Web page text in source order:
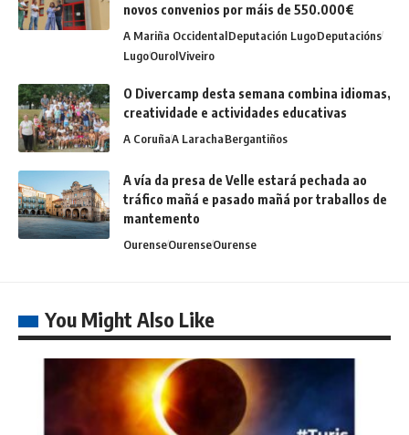
novos convenios por máis de 550.000€
A Mariña OccidentalDeputación LugoDeputacións
LugoOurolViveiro
O Divercamp desta semana combina idiomas,
creatividade e actividades educativas
A CoruñaA LarachaBergantiños
A vía da presa de Velle estará pechada ao
tráfico mañá e pasado mañá por traballos de
mantemento
OurenseOurenseOurense
You Might Also Like